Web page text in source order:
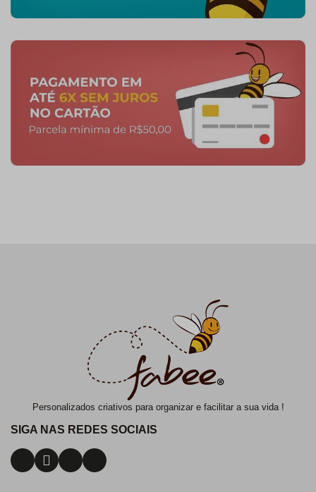
Personalizados criativos para organizar e facilitar a sua vida !
SIGA NAS REDES SOCIAIS